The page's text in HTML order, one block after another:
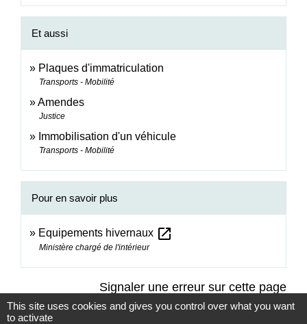
Et aussi
Plaques d'immatriculation
Transports - Mobilité
Amendes
Justice
Immobilisation d'un véhicule
Transports - Mobilité
Pour en savoir plus
Equipements hivernaux open_in_new
Ministère chargé de l'intérieur
Signaler une erreur sur cette page
This site uses cookies and gives you control over what you want
to activate